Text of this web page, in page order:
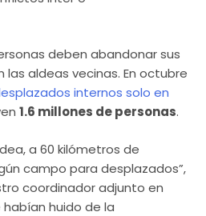
deben abandonar sus
las aldeas vecinas. En octubre
internos solo en
1.6 millones de personas.
a 60 kilómetros de
campo para desplazados”,
coordinador adjunto en
habían huido de la